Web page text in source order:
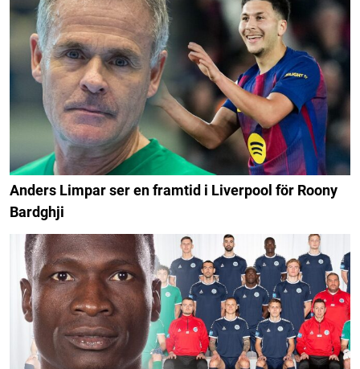
Anders Limpar ser en framtid i Liverpool för Roony
Bardghji